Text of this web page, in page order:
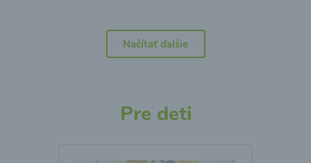
Načítať ďalšie
Pre deti